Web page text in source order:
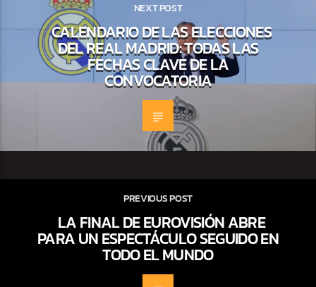
NEXT POST
CALENDARIO DE LAS ELECCIONES
DEL REAL MADRID: TODAS LAS
FECHAS CLAVE DE LA
CONVOCATORIA
PREVIOUS POST
LA FINAL DE EUROVISIÓN ABRE
PARA UN ESPECTÁCULO SEGUIDO EN
TODO EL MUNDO